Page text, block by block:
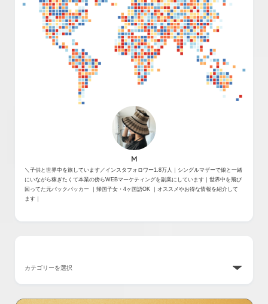
M
＼子供と世界中を旅しています／インスタフォロワー1.8万人｜シングルマザーで娘と一緒
にいながら稼ぎたくて本業の傍らWEBマーケティングを副業にしています｜世界中を飛び
回ってた元バックパッカー ｜帰国子女・4ヶ国語OK ｜オススメやお得な情報を紹介して
ます｜